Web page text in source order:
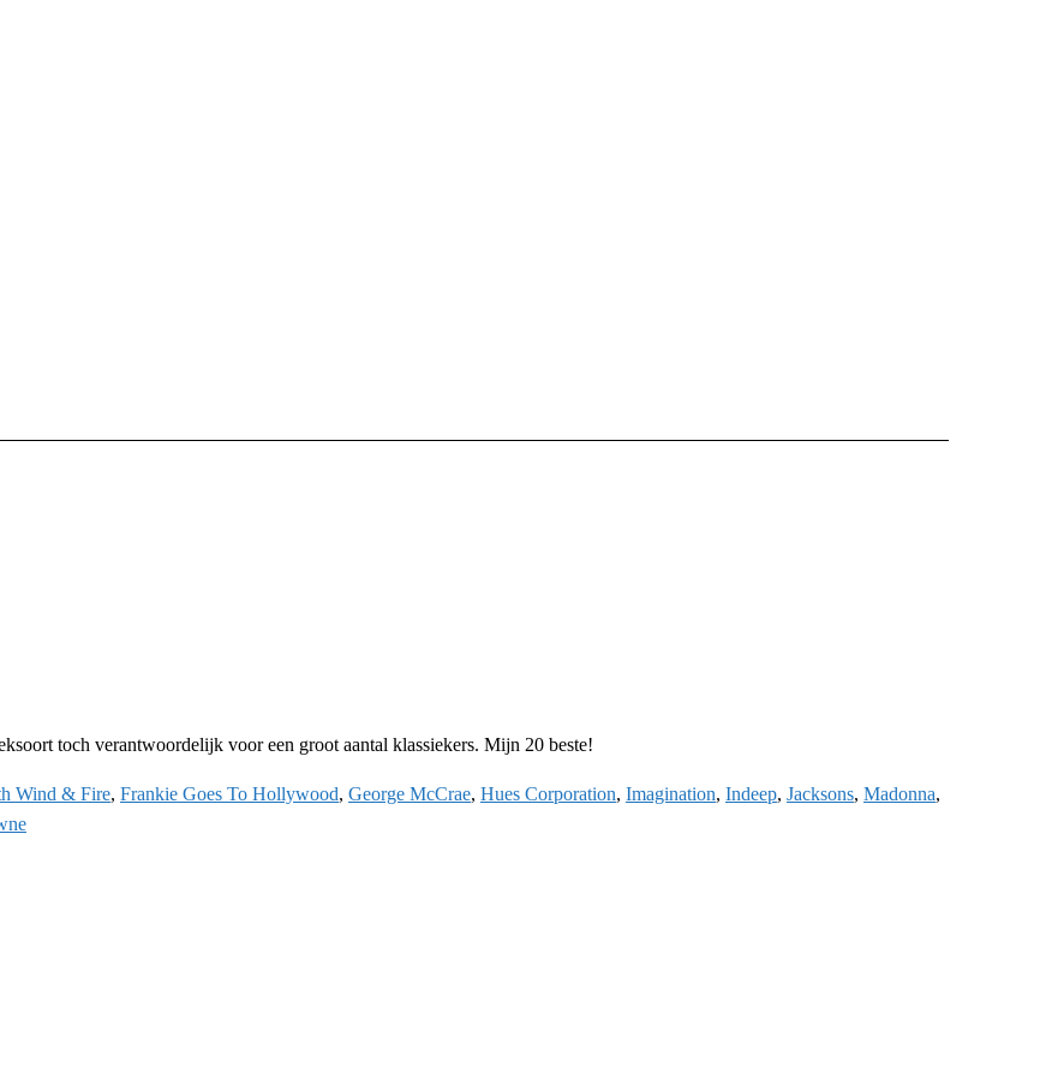
toch verantwoordelijk voor een groot aantal klassiekers. Mijn 20 beste!
Wind & Fire, Frankie Goes To Hollywood, George McCrae, Hues Corporation, Imagination, Indeep, Jacksons, Madonna,